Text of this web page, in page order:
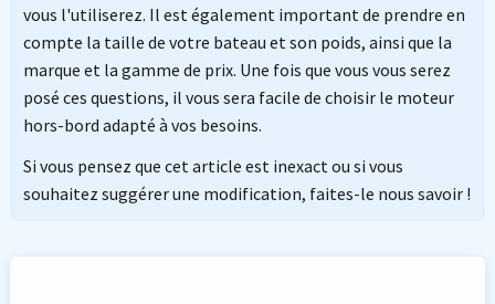
vous l'utiliserez. Il est également important de prendre en
compte la taille de votre bateau et son poids, ainsi que la
marque et la gamme de prix. Une fois que vous vous serez
posé ces questions, il vous sera facile de choisir le moteur
hors-bord adapté à vos besoins.
Si vous pensez que cet article est inexact ou si vous
souhaitez suggérer une modification, faites-le nous savoir !